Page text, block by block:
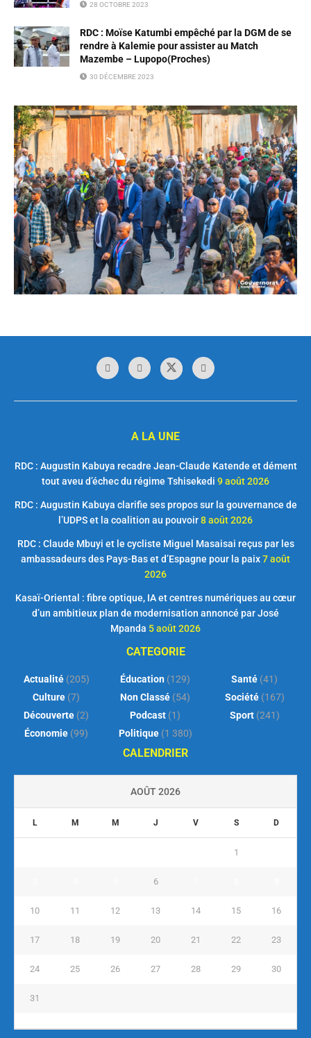
28 OCTOBRE 2023
RDC : Moïse Katumbi empêché par la DGM de se
rendre à Kalemie pour assister au Match
Mazembe – Lupopo(Proches)
30 DÉCEMBRE 2023
A LA UNE
RDC : Augustin Kabuya recadre Jean-Claude Katende et dément
tout aveu d’échec du régime Tshisekedi 9 août 2026
RDC : Augustin Kabuya clarifie ses propos sur la gouvernance de
l’UDPS et la coalition au pouvoir8 août 2026
RDC : Claude Mbuyi et le cycliste Miguel Masaisai reçus par les
ambassadeurs des Pays-Bas et d’Espagne pour la paix7 août
2026
Kasaï-Oriental : fibre optique, IA et centres numériques au cœur
d’un ambitieux plan de modernisation annoncé par José
Mpanda 5 août 2026
CATEGORIE
Actualité(205)
Culture (7)
Découverte (2)
Économie (99)
Éducation (129)
Non Classé (54)
Podcast (1)
Politique(1 380)
Santé (41)
Société(167)
Sport(241)
CALENDRIER
AOÛT 2026
L M M J V S D
1
6
10 11 12 13 14 15 16
17 18 19 20 21 22 23
24 25 26 27 28 29 30
31